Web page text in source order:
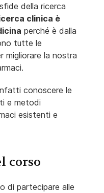
della ricerca
clinica è
perché è dalla
tutte le
migliorare la nostra
conoscere le
e metodi
esistenti e
corso
di partecipare alle